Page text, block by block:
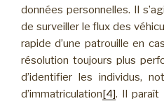
données personnelles. Il
de surveiller le flux des
rapide d’une patrouille en
résolution toujours plus
d’identifier les individus,
d’immatriculation[4]. Il paraît